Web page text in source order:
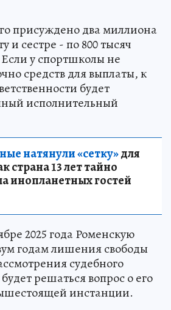
присуждено два миллиона
и сестре - по 800 тысяч
у спортшколы не
средств для выплаты, к
будет
исполнительный
натянули «сетку»для
страна 13 лет тайно
инопланетных гостей
2025 года Роменскую
годам лишения свободы
судебного
решаться вопрос о его
инстанции.